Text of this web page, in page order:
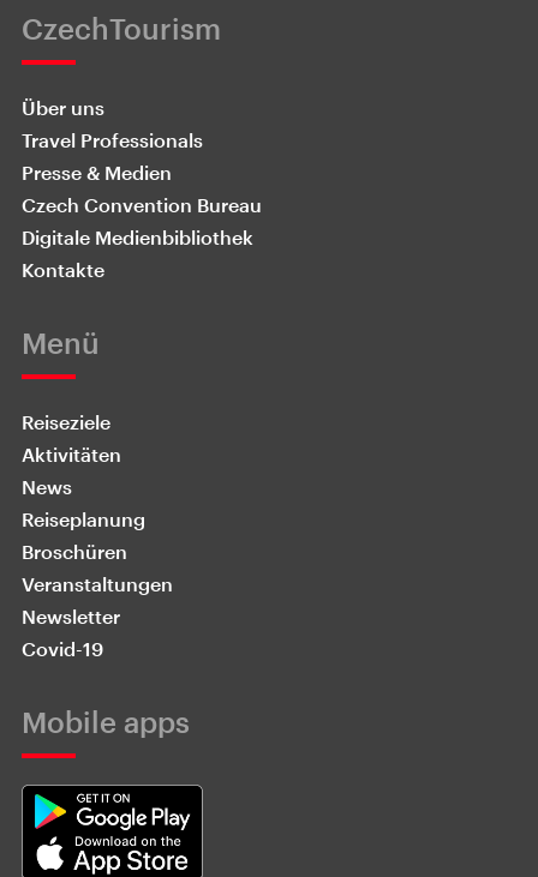
CzechTourism
Über uns
Travel Professionals
Presse & Medien
Czech Convention Bureau
Digitale Medienbibliothek
Kontakte
Menü
Reiseziele
Aktivitäten
News
Reiseplanung
Broschüren
Veranstaltungen
Newsletter
Covid-19
Mobile apps